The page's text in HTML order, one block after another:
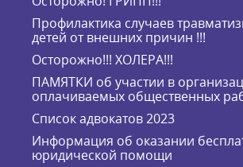
Профилактика случаев
детей от внешних причин !!!
Осторожно!!! ХОЛЕРА!!!
ПАМЯТКИ об участии в
оплачиваемых общественных
Список адвокатов 2023
Информация об оказании
юридической помощи